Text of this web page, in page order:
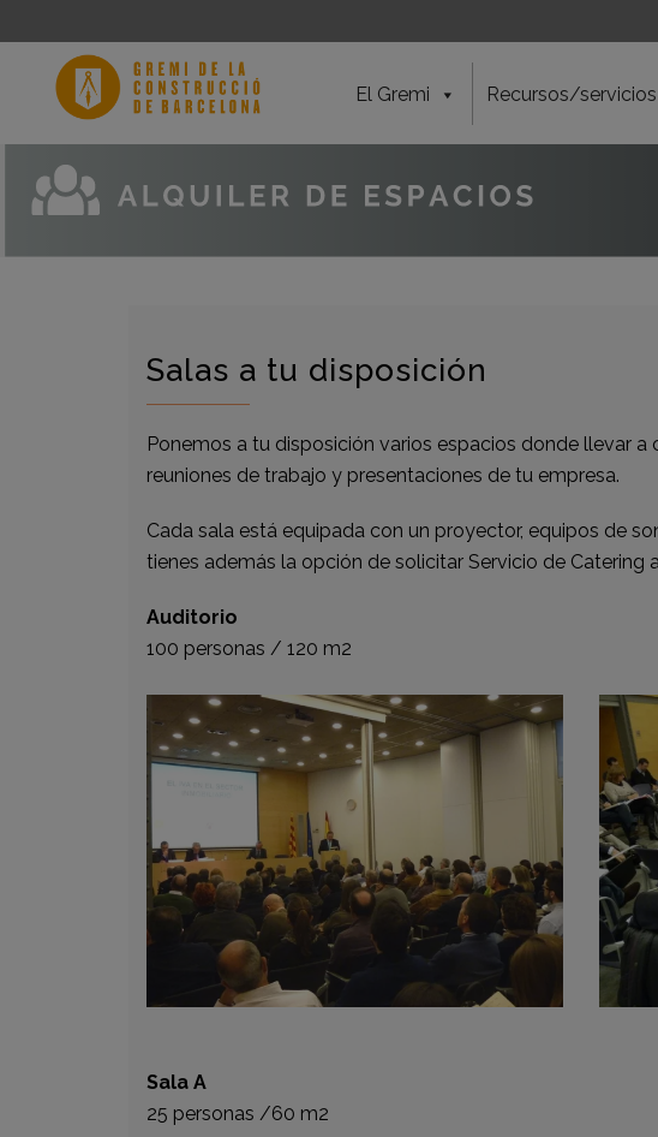
El Gremi Recursos/servicios
Salas a tu disposición
Ponemos a tu disposición varios espacios donde llevar a
reuniones de trabajo y presentaciones de tu empresa.
Cada sala está equipada con un proyector, equipos de
tienes además la opción de solicitar Servicio de Catering
Auditorio
100 personas / 120 m2
Sala A
25 personas /60 m2